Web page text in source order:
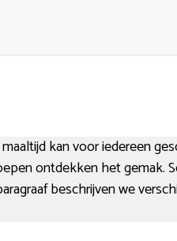
kan voor iedereen
ontdekken het gemak.
beschrijven we